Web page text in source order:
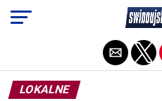
LOKALNE
Exit